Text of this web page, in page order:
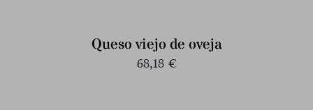
Queso viejo de oveja
68,18 €